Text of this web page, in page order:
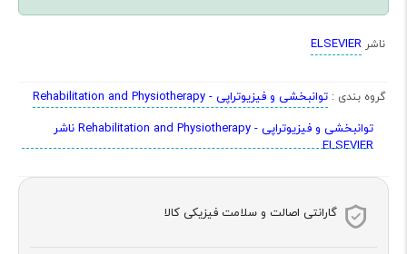
ناشر ELSEVIER
گروه بندی : توانبخشی و فیزیوتراپی - Rehabilitation and Physiotherapy
توانبخشی و فیزیوتراپی - Rehabilitation and Physiotherapy ناشر
ELSEVIER
گارانتی اصالت و سلامت فیزیکی کالا